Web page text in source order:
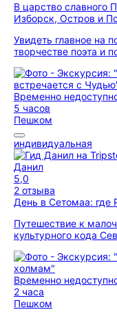
В царство славного
Изборск, Остров и
Увидеть главное на
творчестве поэта и
Временно
5 часов
Пешком
индивидуальная
Данил
5,0
2 отзыва
День в Сетомаа: где
Путешествие к
культурного кода
Временно
2 часа
Пешком